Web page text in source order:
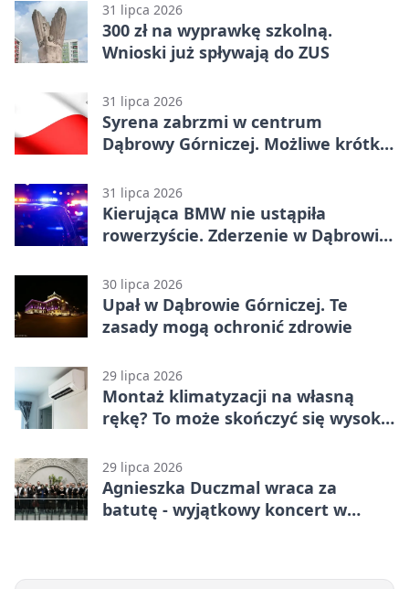
31 lipca 2026
300 zł na wyprawkę szkolną.
Wnioski już spływają do ZUS
31 lipca 2026
Syrena zabrzmi w centrum
Dąbrowy Górniczej. Możliwe krótkie
31 lipca 2026
Kierująca BMW nie ustąpiła
rowerzyście. Zderzenie w Dąbrowie
30 lipca 2026
Upał w Dąbrowie Górniczej. Te
zasady mogą ochronić zdrowie
29 lipca 2026
Montaż klimatyzacji na własną
rękę? To może skończyć się wysoką
29 lipca 2026
Agnieszka Duczmal wraca za
batutę - wyjątkowy koncert w